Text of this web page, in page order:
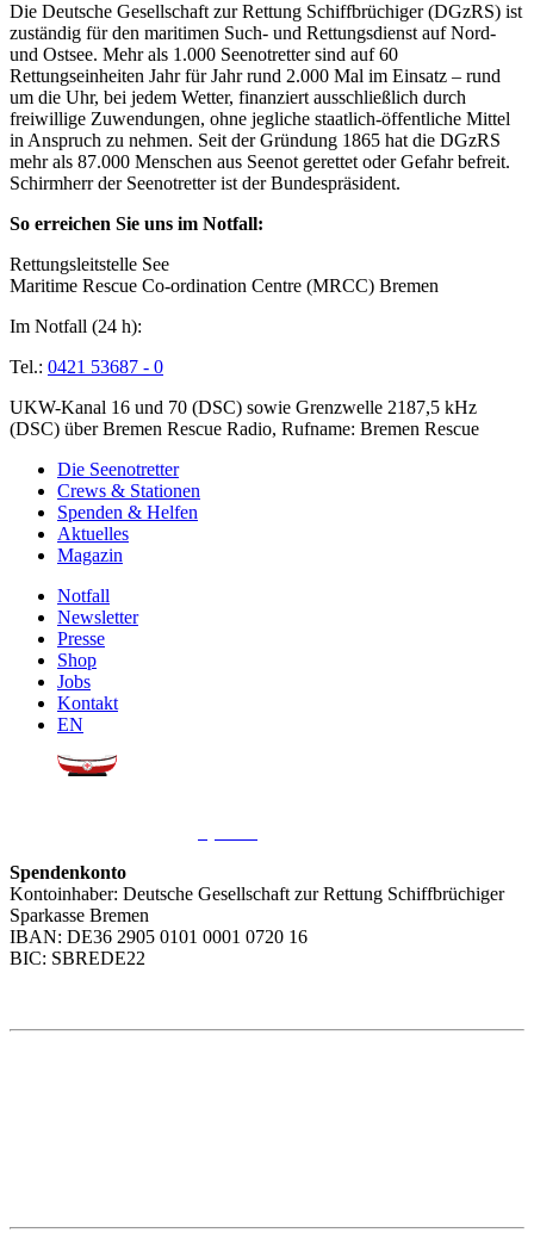
Die Deutsche Gesellschaft zur Rettung Schiffbrüchiger (DGzRS) ist
zuständig für den maritimen Such- und Rettungsdienst auf Nord-
und Ostsee. Mehr als 1.000 Seenotretter sind auf 60
Rettungseinheiten Jahr für Jahr rund 2.000 Mal im Einsatz – rund
um die Uhr, bei jedem Wetter, finanziert ausschließlich durch
freiwillige Zuwendungen, ohne jegliche staatlich-öffentliche Mittel
in Anspruch zu nehmen. Seit der Gründung 1865 hat die DGzRS
mehr als 87.000 Menschen aus Seenot gerettet oder Gefahr befreit.
Schirmherr der Seenotretter ist der Bundespräsident.
So erreichen Sie uns im Notfall:
Rettungsleitstelle See
Maritime Rescue Co-ordination Centre (MRCC) Bremen
Im Notfall (24 h):
Tel.: 0421 53687 - 0
UKW-Kanal 16 und 70 (DSC) sowie Grenzwelle 2187,5 kHz
(DSC) über Bremen Rescue Radio, Rufname: Bremen Rescue
Die Seenotretter
Crews & Stationen
Spenden & Helfen
Aktuelles
Magazin
Notfall
Newsletter
Presse
Shop
Jobs
Kontakt
EN
Spendenkonto
Kontoinhaber: Deutsche Gesellschaft zur Rettung Schiffbrüchiger
Sparkasse Bremen
IBAN: DE36 2905 0101 0001 0720 16
BIC: SBREDE22